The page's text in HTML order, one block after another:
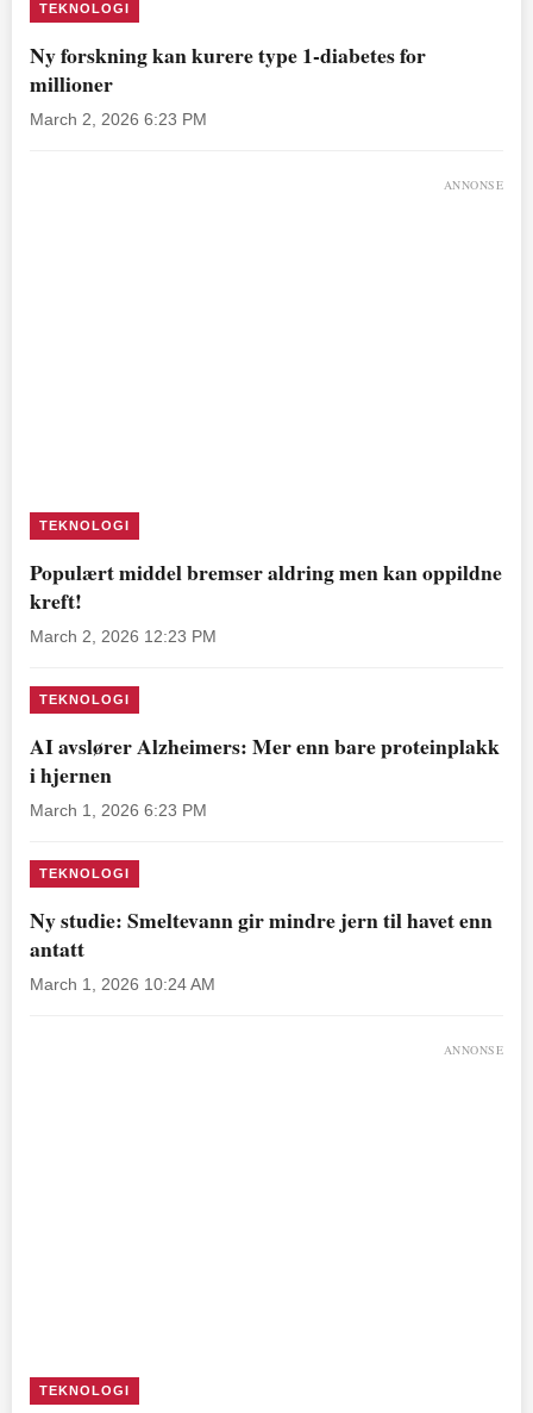
TEKNOLOGI
Ny forskning kan kurere type 1-diabetes for
millioner
March 2, 2026 6:23 PM
ANNONSE
TEKNOLOGI
Populært middel bremser aldring men kan oppildne
kreft!
March 2, 2026 12:23 PM
TEKNOLOGI
AI avslører Alzheimers: Mer enn bare proteinplakk
i hjernen
March 1, 2026 6:23 PM
TEKNOLOGI
Ny studie: Smeltevann gir mindre jern til havet enn
antatt
March 1, 2026 10:24 AM
ANNONSE
TEKNOLOGI